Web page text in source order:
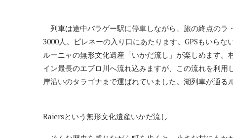
列車は途中バラゲー駅に停車しながら、旅の終点のラ
3000人。ピレネーの入り口にあたります。GPSもいら
ルーニャの無形文化遺産「いかだ流し」が楽しめます
イン最長のエブロ川へ流れ込みますが、この流れを利
岸沿いのタラゴナまで運ばれていました。湖列車が通る
Raiersという無形文化遺産いかだ流し